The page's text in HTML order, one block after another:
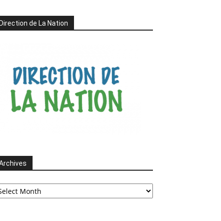
de La Nation